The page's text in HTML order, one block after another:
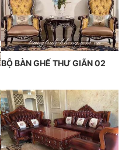
BỘ BÀN GHẾ THƯ GIÃN 02